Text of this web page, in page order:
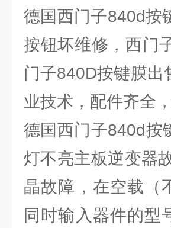
德国西门子840d按
按钮坏维修，西门
门子840D按键膜出
业技术，配件齐全
德国西门子840d按
灯不亮主板逆变器
晶故障，在空载（
同时输入器件的型